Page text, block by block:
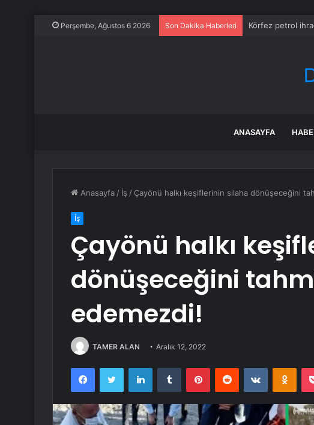
Perşembe, Ağustos 6 2026 Son Dakika Haberleri Körfez petrol
ANASAYFA
Anasayfa / İş / Çayönü halkı keşiflerinin silaha dönüşeceğini
İş
Çayönü halkı
dönüşeceğini
edemezdi!
TAMER ALAN Aralık 12, 2022
FacebookTwitter LinkedInTumblr PinterestReddit VKontakte